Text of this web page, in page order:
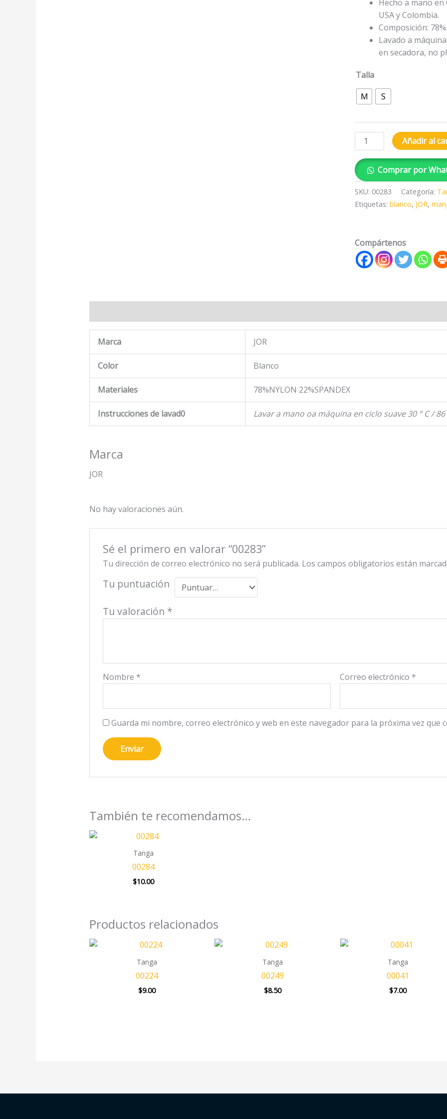
Hecho a mano
USA y Colombia.
Composición:
Lavado a
en secadora, no
Talla
M
S
Añadir al
Comprar por
SKU: 00283 Categoría:
Etiquetas:blanco, JOR,
Compártenos
Marca JOR
Color Blanco
Materiales 78%NYLON 22%SPANDEX
Instrucciones de lavad0 Lavar a mano oa máquina en ciclo suave 30 ° C / 86
Marca
JOR
No hay valoraciones aún.
Sé el primero en valorar “00283”
Tu dirección de correo electrónico no será publicada. Los campos obligatorios están
Tu puntuación
Tu valoración *
Nombre * Correo electrónico *
Guarda mi nombre, correo electrónico y web en este navegador para la próxima vez que
También te recomendamos…
Tanga
00284
$10.00
Productos relacionados
Tanga
00224
$9.00
Tanga
00249
$8.50
Tanga
00041
$7.00